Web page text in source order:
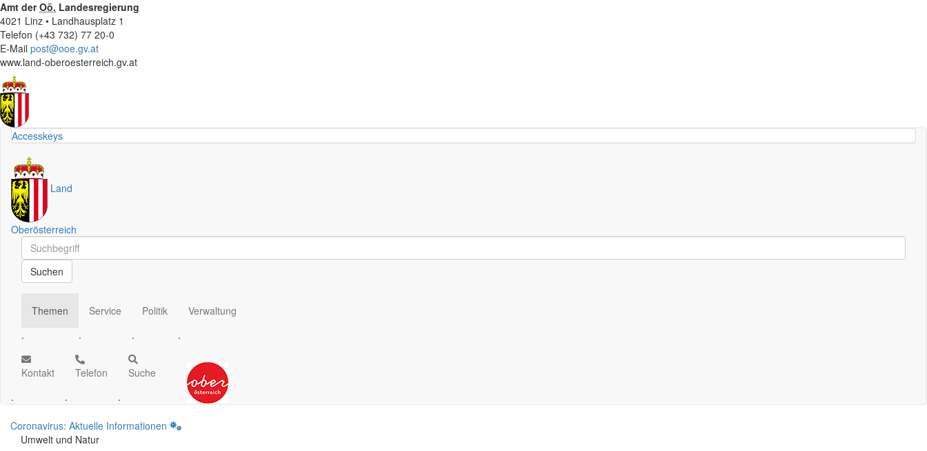
Amt derOö. Landesregierung
4021 Linz • Landhausplatz 1
Telefon (+43 732) 77 20-0
E-Mail post@ooe.gv.at
www.land-oberoesterreich.gv.at
Accesskeys
Land
Oberösterreich
Schnellsuche
Schnellsuche
Suchen
Themen
.
Service
.
Politik
.
Verwaltung
.
Kontakt
.
Telefon
.
Suche
.
Coronavirus: Aktuelle Informationen
Umwelt und Natur